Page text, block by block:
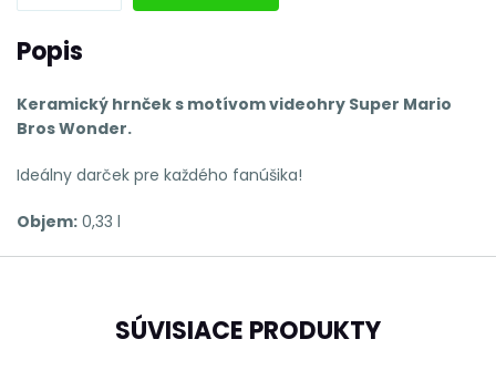
Popis
Keramický hrnček s motívom videohry Super Mario
Bros Wonder.
Ideálny darček pre každého fanúšika!
Objem: 0,33 l
SÚVISIACE PRODUKTY